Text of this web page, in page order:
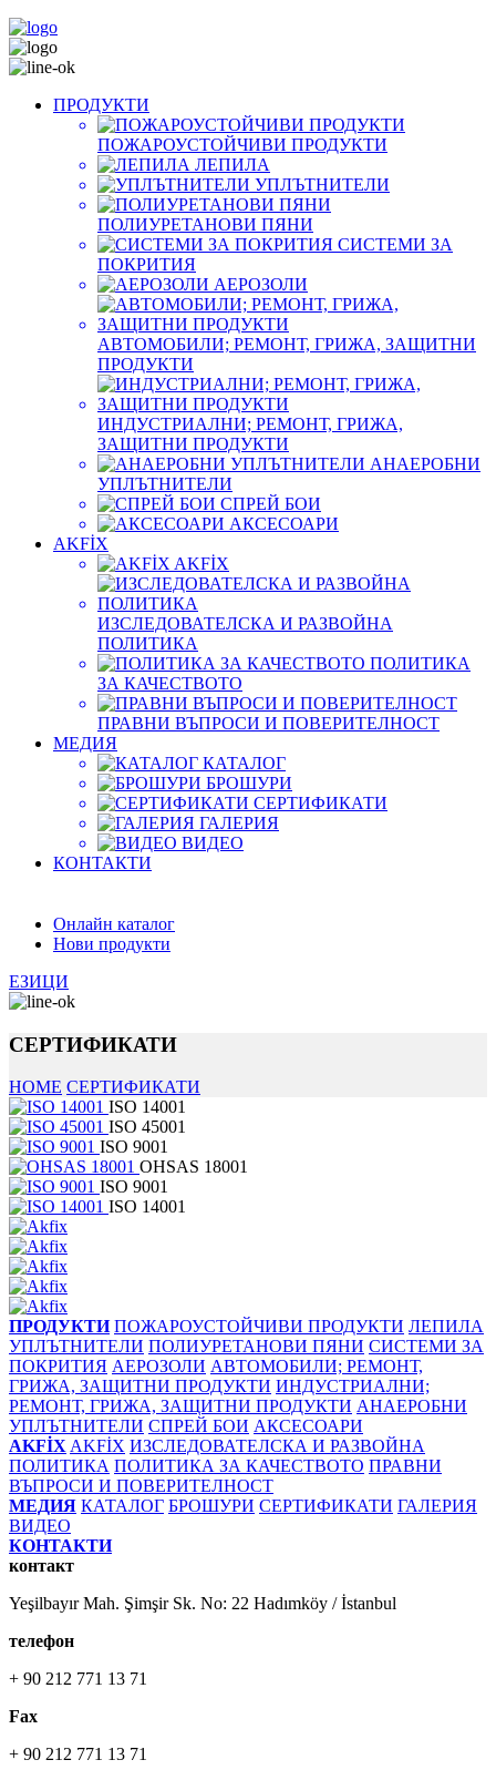
ПРОДУКТИ
ПОЖАРОУСТОЙЧИВИ ПРОДУКТИ
ЛЕПИЛА
УПЛЪТНИТЕЛИ
ПОЛИУРЕТАНОВИ ПЯНИ
СИСТЕМИ ЗА
ПОКРИТИЯ
АЕРОЗОЛИ
АВТОМОБИЛИ; РЕМОНТ, ГРИЖА, ЗАЩИТНИ
ПРОДУКТИ
ИНДУСТРИАЛНИ; РЕМОНТ, ГРИЖА,
ЗАЩИТНИ ПРОДУКТИ
АНАЕРОБНИ
УПЛЪТНИТЕЛИ
СПРЕЙ БОИ
АКСЕСОАРИ
AKFİX
AKFİX
ИЗСЛЕДОВАТЕЛСКА И РАЗВОЙНА
ПОЛИТИКА
ПОЛИТИКА
ЗА КАЧЕСТВОТО
ПРАВНИ ВЪПРОСИ И ПОВЕРИТЕЛНОСТ
МЕДИЯ
КАТАЛОГ
БРОШУРИ
СЕРТИФИКАТИ
ГАЛЕРИЯ
ВИДЕО
КОНТАКТИ
Онлайн каталог
Нови продукти
ЕЗИЦИ
СЕРТИФИКАТИ
HOME СЕРТИФИКАТИ
ISO 14001
ISO 45001
ISO 9001
OHSAS 18001
ISO 9001
ISO 14001
ПРОДУКТИ ПОЖАРОУСТОЙЧИВИ ПРОДУКТИ ЛЕПИЛА
УПЛЪТНИТЕЛИ ПОЛИУРЕТАНОВИ ПЯНИ СИСТЕМИ ЗА
ПОКРИТИЯ АЕРОЗОЛИ АВТОМОБИЛИ; РЕМОНТ,
ГРИЖА, ЗАЩИТНИ ПРОДУКТИ ИНДУСТРИАЛНИ;
РЕМОНТ, ГРИЖА, ЗАЩИТНИ ПРОДУКТИ АНАЕРОБНИ
УПЛЪТНИТЕЛИ СПРЕЙ БОИ АКСЕСОАРИ
AKFİXAKFİX ИЗСЛЕДОВАТЕЛСКА И РАЗВОЙНА
ПОЛИТИКА ПОЛИТИКА ЗА КАЧЕСТВОТО ПРАВНИ
ВЪПРОСИ И ПОВЕРИТЕЛНОСТ
МЕДИЯ КАТАЛОГ БРОШУРИ СЕРТИФИКАТИ ГАЛЕРИЯ
ВИДЕО
КОНТАКТИ
контакт
Yeşilbayır Mah. Şimşir Sk. No: 22 Hadımköy / İstanbul
телефон
+ 90 212 771 13 71
Fax
+ 90 212 771 13 71